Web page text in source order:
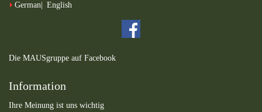
German English
Die MAUSgruppe auf Facebook
Information
Ihre Meinung ist uns wichtig